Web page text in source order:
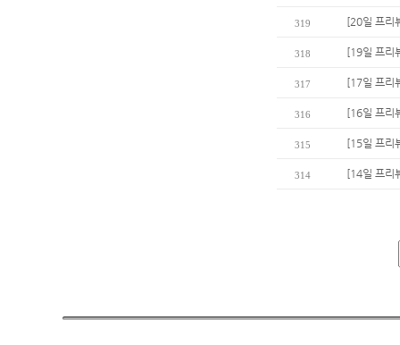
319 [20일 프리
318 [19일 프리
317 [17일 프리
316 [16일 프리
315 [15일 프리
314 [14일 프리